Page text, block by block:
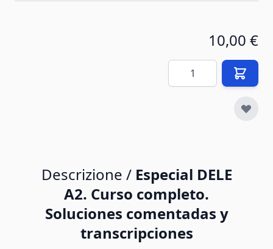
10,00 €
Quantità
Descrizione / Especial DELE
A2. Curso completo.
Soluciones comentadas y
transcripciones